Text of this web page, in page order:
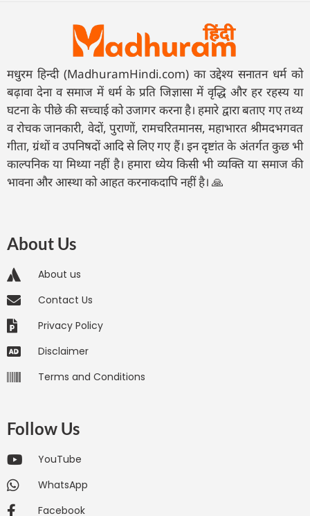
मधुरम हिन्दी (MadhuramHindi.com) का उद्देश्य सनातन धर्म को
बढ़ावा देना व समाज में धर्म के प्रति जिज्ञासा में वृद्धि और हर रहस्य या
घटना के पीछे की सच्चाई को उजागर करना है। हमारे द्वारा बताए गए तथ्य
व रोचक जानकारी, वेदों, पुराणों, रामचरितमानस, महाभारत श्रीमदभगवत
गीता, ग्रंथों व उपनिषदों आदि से लिए गए हैं। इन दृष्टांत के अंतर्गत कुछ भी
काल्पनिक या मिथ्या नहीं है। हमारा ध्येय किसी भी व्यक्ति या समाज की
भावना और आस्था को आहत करनाकदापि नहीं है। 🙏
About Us
About us
Contact Us
Privacy Policy
Disclaimer
Terms and Conditions
Follow Us
YouTube
WhatsApp
Facebook